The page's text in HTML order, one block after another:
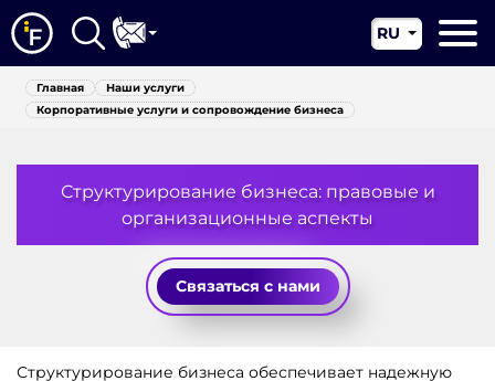
О нас
Наши услуги
Новости
Юрисдикции
Контакты
RU
EN
Главная
Наши услуги
Корпоративные услуги и сопровождение бизнеса
Структурирование бизнеса: правовые и
организационные аспекты
Связаться с нами
Структурирование бизнеса обеспечивает надежную